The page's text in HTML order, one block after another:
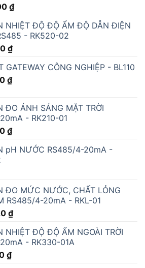
₫
NHIỆT ĐỘ ĐỘ ẨM ĐỘ DẪN ĐIỆN
- RK520-02
₫
GATEWAY CÔNG NGHIỆP - BL110
₫
ĐO ÁNH SÁNG MẶT TRỜI
- RK210-01
₫
pH NƯỚC RS485/4-20mA -
ĐO MỨC NƯỚC, CHẤT LỎNG
RS485/4-20mA - RKL-01
₫
NHIỆT ĐỘ ĐỘ ẨM NGOÀI TRỜI
- RK330-01A
₫